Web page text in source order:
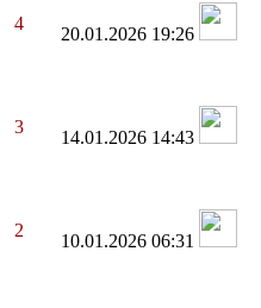
4
20.01.2026 19:26
3
14.01.2026 14:43
2
10.01.2026 06:31